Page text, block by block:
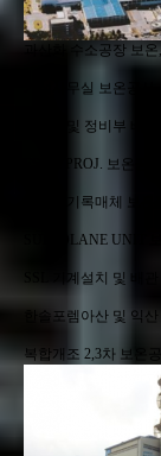
과산화 수소공장 보온
가설사무실 보온공사
W.W.T 및 정비부 배
ESTM PROJ. 보온공사
승화형기록매체 보온
SULFOLANE UNIT
SSL 기계설치 및 배
한솔포렘아산 및 익
복합개조 2,3차 보온공